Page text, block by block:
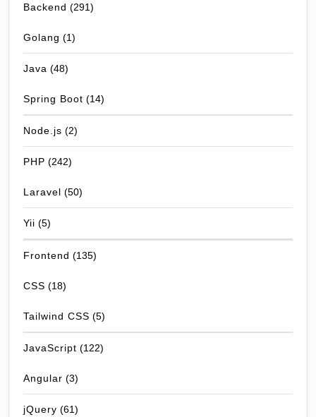
Backend (291)
Golang (1)
Java (48)
Spring Boot (14)
Node.js (2)
PHP (242)
Laravel (50)
Yii (5)
Frontend (135)
CSS (18)
Tailwind CSS (5)
JavaScript (122)
Angular (3)
jQuery (61)